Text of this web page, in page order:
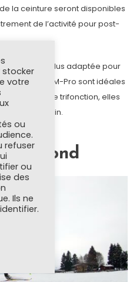
la ceinture seront disponibles
de l’activité pour post-
Swim est plus adaptée pour
Tri ou HRM-Pro sont idéales
même une trifonction, elles
maillot de bain.
de fond
stocker
votre
ou
refuser
ou
des
Ils ne